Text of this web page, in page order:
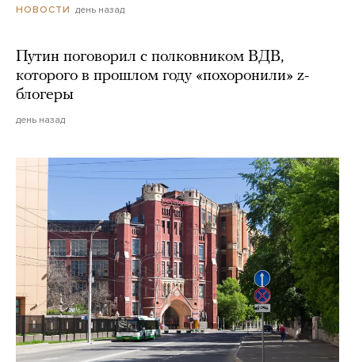
НОВОСТИ день назад
Путин поговорил с полковником ВДВ,
которого в прошлом году «похоронили» z-
блогеры
день назад